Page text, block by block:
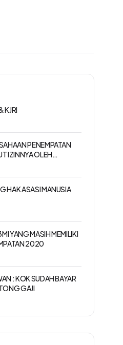
KJRI
PENEMPATAN
IZINNYA OLEH
HAK ASASI MANUSIA
YANG MASIH MEMILIKI
2020
: KOK SUDAH BAYAR
GAJI